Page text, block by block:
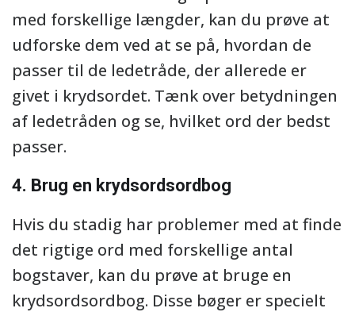
med forskellige længder, kan du prøve at
udforske dem ved at se på, hvordan de
passer til de ledetråde, der allerede er
givet i krydsordet. Tænk over betydningen
af ledetråden og se, hvilket ord der bedst
passer.
4. Brug en krydsordsordbog
Hvis du stadig har problemer med at finde
det rigtige ord med forskellige antal
bogstaver, kan du prøve at bruge en
krydsordsordbog. Disse bøger er specielt